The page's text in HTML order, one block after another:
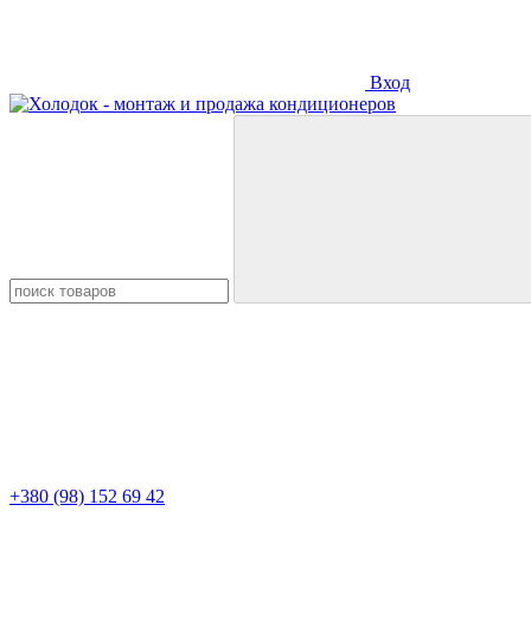
Вход
+380 (98) 152 69 42